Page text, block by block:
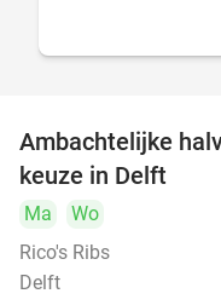
Ambachtelijke
keuze in Delft
Ma
Wo
Rico's Ribs
Delft